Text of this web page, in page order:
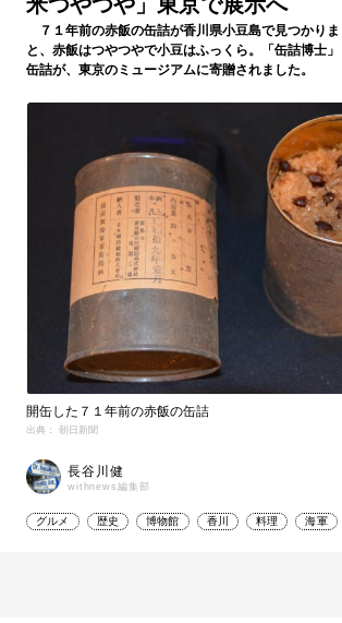
７１年前の赤飯の缶詰が香川県小豆島で見つかり
と、赤飯はつやつやで小豆はふっくら。「缶詰博士
缶詰が、東京のミュージアムに寄贈されました。
開缶した７１年前の赤飯の缶詰
出典： 朝日新聞
長谷川健
withnews編集部
グルメ 歴史 博物館 香川 料理 海軍